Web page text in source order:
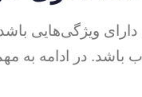
ویژگی‌هایی
باشد. در ادامه